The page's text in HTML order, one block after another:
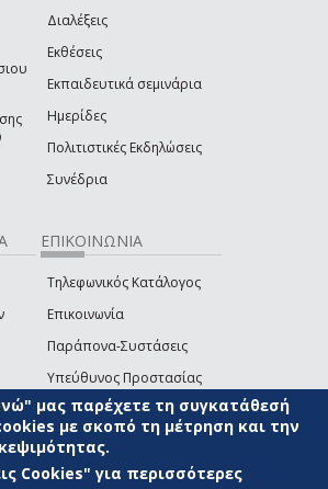
Διαλέξεις
Εκθέσεις
Εκπαιδευτικά σεμινάρια
Ημερίδες
Πολιτιστικές Εκδηλώσεις
Συνέδρια
ΕΠΙΚΟΙΝΩΝΙΑ
Τηλεφωνικός Κατάλογος
Επικοινωνία
Παράπονα-Συστάσεις
Υπεύθυνος Προστασίας
Δεδομένων
Δήλωση
Προσβασιμότητας
Επικοινωνία με την Ομάδα
μας παρέχετε τη συγκατάθεσή
με σκοπό τη μέτρηση και την
Cookies" για περισσότερες